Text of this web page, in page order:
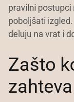
pravilni
poboljšati
deluju na vrat i
Zašto